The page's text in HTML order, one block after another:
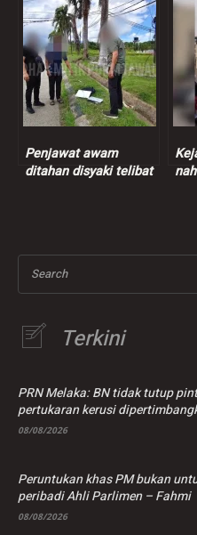
Penjawat awam
ditahan disyaki telibat
Search
Terkini
PRN Melaka: BN tidak tutup
pertukaran kerusi
08/08/2026
Peruntukan khas PM bukan
peribadi Ahli Parlimen – Fahmi
08/08/2026